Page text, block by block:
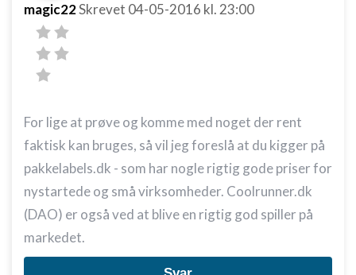
Oprette profiler til tilpasset annoncering
Bruge profiler til at vælge tilpasset
annoncering
Bruge profiler til at vælge tilpasset indhold
Måle annonceringseffektivitet
Måle indholdseffektivitet
Forstå målgrupper gennem statistikker eller
kombinationer af oplysninger fra forskellige
kilder
magic22Skrevet 04-05-2016 kl. 23:00
For lige at prøve og komme med noget der rent
faktisk kan bruges, så vil jeg foreslå at du kigger på
pakkelabels.dk - som har nogle rigtig gode priser for
nystartede og små virksomheder. Coolrunner.dk
(DAO) er også ved at blive en rigtig god spiller på
markedet.